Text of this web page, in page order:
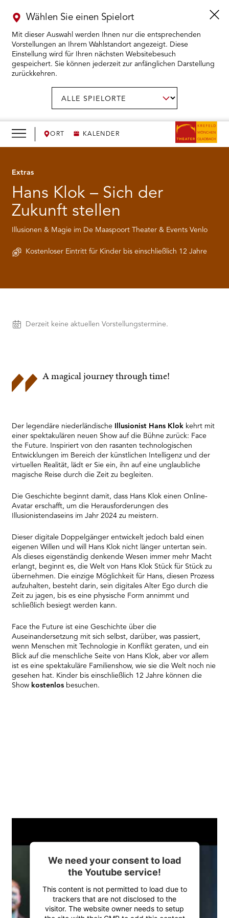
ORT KALENDER
Wählen Sie einen Spielort
Mit dieser Auswahl werden Ihnen nur die entsprechenden
Vorstellungen an Ihrem Wahlstandort angezeigt. Diese
Einstellung wird für Ihren nächsten Websitebesuch
gespeichert. Sie können jederzeit zur anfänglichen Darstellung
zurückkehren.
KARTENKAUF ÖFFNEN
WIR ÖFFNEN
DAS THEATER ÖFFNEN
THEATERPÄDAGOGIK ÖFFNEN
BESUCH ÖFFNEN
Extras
Hans Klok – Sich der
Zukunft stellen
Illusionen & Magie im De Maaspoort Theater & Events Venlo
Kostenloser Eintritt für Kinder bis einschließlich 12 Jahre
Vorstellungen
Derzeit keine aktuellen Vorstellungstermine.
A magical journey through time!
Der legendäre niederländische Illusionist Hans Klok kehrt mit
einer spektakulären neuen Show auf die Bühne zurück: Face
the Future. Inspiriert von den rasanten technologischen
Entwicklungen im Bereich der künstlichen Intelligenz und der
virtuellen Realität, lädt er Sie ein, ihn auf eine unglaubliche
magische Reise durch die Zeit zu begleiten.
Die Geschichte beginnt damit, dass Hans Klok einen Online-
Avatar erschafft, um die Herausforderungen des
Illusionistendaseins im Jahr 2024 zu meistern.
Dieser digitale Doppelgänger entwickelt jedoch bald einen
eigenen Willen und will Hans Klok nicht länger untertan sein.
Als dieses eigenständig denkende Wesen immer mehr Macht
erlangt, beginnt es, die Welt von Hans Klok Stück für Stück zu
übernehmen. Die einzige Möglichkeit für Hans, diesen Prozess
aufzuhalten, besteht darin, sein digitales Alter Ego durch die
Zeit zu jagen, bis es eine physische Form annimmt und
schließlich besiegt werden kann.
Face the Future ist eine Geschichte über die
Auseinandersetzung mit sich selbst, darüber, was passiert,
wenn Menschen mit Technologie in Konflikt geraten, und ein
Blick auf die menschliche Seite von Hans Klok, aber vor allem
ist es eine spektakuläre Familienshow, wie sie die Welt noch nie
gesehen hat. Kinder bis einschließlich 12 Jahre können die
Show kostenlos besuchen.
We need your consent to load
the Youtube service!
This content is not permitted to load due to
trackers that are not disclosed to the
visitor. The website owner needs to setup